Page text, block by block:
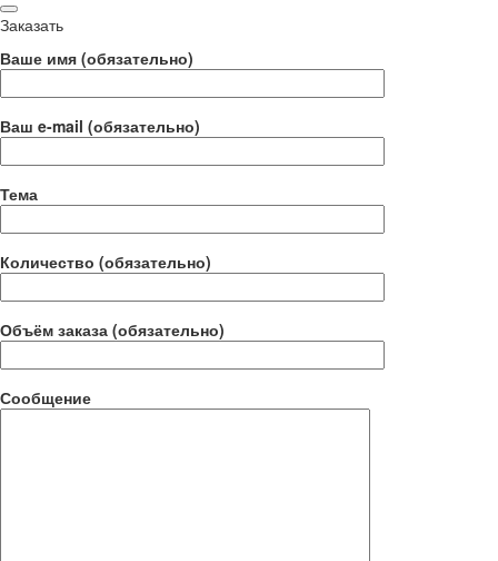
Заказать
Ваше имя (обязательно)
Ваш e-mail (обязательно)
Тема
Количество (обязательно)
Объём заказа (обязательно)
Сообщение